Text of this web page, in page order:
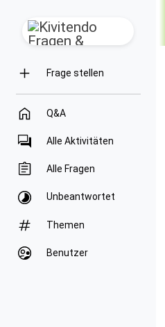
Frage stellen
Q&A
Alle Aktivitäten
Alle Fragen
Unbeantwortet
Themen
Benutzer